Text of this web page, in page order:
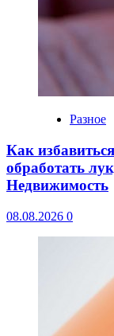
Разное
Как
обработать
Недвижимость
08.08.2026 0